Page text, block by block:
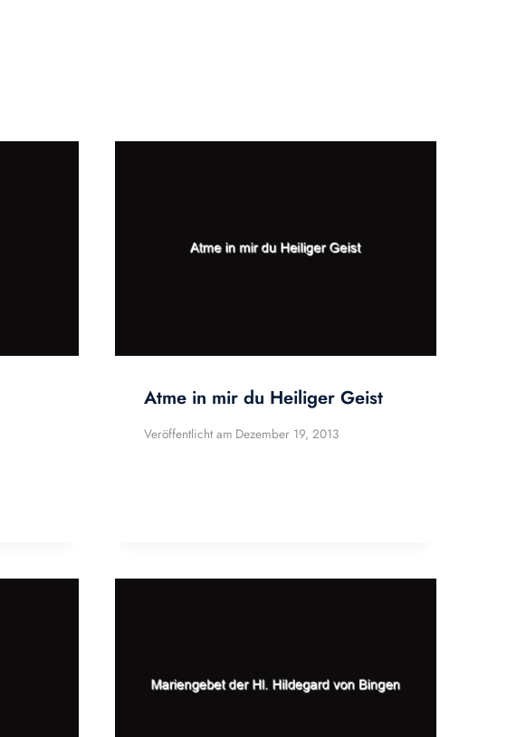
Atme in mir du Heiliger Geist
Veröffentlicht am Dezember 19, 2013